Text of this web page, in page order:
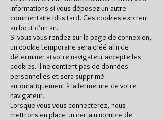
informations si vous déposez un autre
commentaire plus tard. Ces cookies expirent
au bout d’un an.
Si vous vous rendez sur la page de connexion,
un cookie temporaire sera créé afin de
déterminer si votre navigateur accepte les
cookies. Il ne contient pas de données
personnelles et sera supprimé
automatiquement à la fermeture de votre
navigateur.
Lorsque vous vous connecterez, nous
mettrons en place un certain nombre de